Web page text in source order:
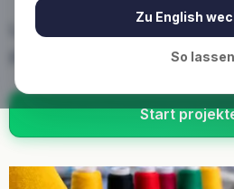
Zu English
So lassen
Lær mere om
Start